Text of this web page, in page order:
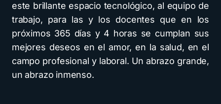
este brillante espacio tecnológico, al equipo de
trabajo, para las y los docentes que en los
próximos 365 días y 4 horas se cumplan sus
mejores deseos en el amor, en la salud, en el
campo profesional y laboral. Un abrazo grande,
un abrazo inmenso.